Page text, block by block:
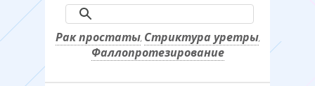
Рак простаты, Стриктура уретры,
Фаллопротезирование